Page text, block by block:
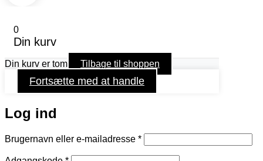
0
Din kurv
Din kurv er tom Tilbage til shoppen
Fortsætte med at handle
Log ind
Brugernavn eller e-mailadresse *Påkrævet